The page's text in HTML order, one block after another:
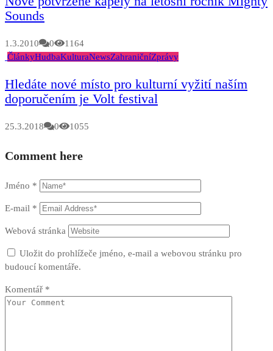
Sounds
1.3.2010 0
1164
ČlánkyHudbaKulturaNewsZahraničníZprávy
Hledáte nové místo pro kulturní vyžití naším
doporučením je Volt festival
25.3.2018 0 1055
Comment here
Jméno *
E-mail *
Webová stránka
Uložit do prohlížeče jméno, e-mail a webovou stránku pro
budoucí komentáře.
Komentář *